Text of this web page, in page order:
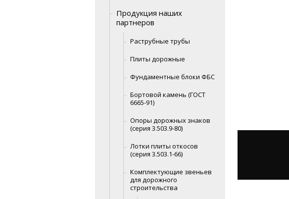
Продукция наших
партнеров
Раструбные трубы
Плиты дорожные
Фундаментные блоки ФБС
Бортовой камень (ГОСТ
6665-91)
Опоры дорожных знаков
(серия 3.503.9-80)
Лотки плиты откосов
(серия 3.503.1-66)
Комплектующие звеньев
для дорожного
строительства